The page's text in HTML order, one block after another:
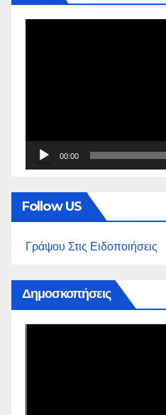
00:00
Follow US
Γράψου Στις Ειδοποιήσεις
Δημοσκοπήσεις